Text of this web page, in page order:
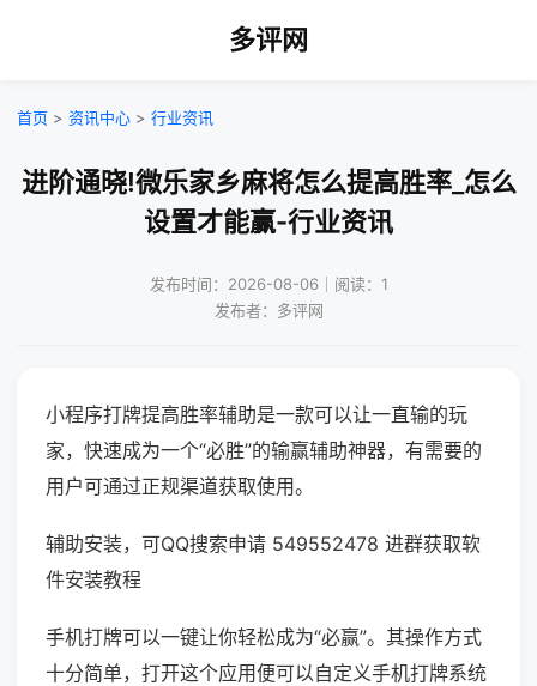
多评网
首页 > 资讯中心 > 行业资讯
进阶通晓!微乐家乡麻将怎么提高胜率_怎么
设置才能赢-行业资讯
发布时间：2026-08-06｜阅读：1
发布者：多评网
小程序打牌提高胜率辅助是一款可以让一直输的玩
家，快速成为一个“必胜”的输赢辅助神器，有需要的
用户可通过正规渠道获取使用。
辅助安装，可QQ搜索申请 549552478 进群获取软
件安装教程
手机打牌可以一键让你轻松成为“必赢”。其操作方式
十分简单，打开这个应用便可以自定义手机打牌系统